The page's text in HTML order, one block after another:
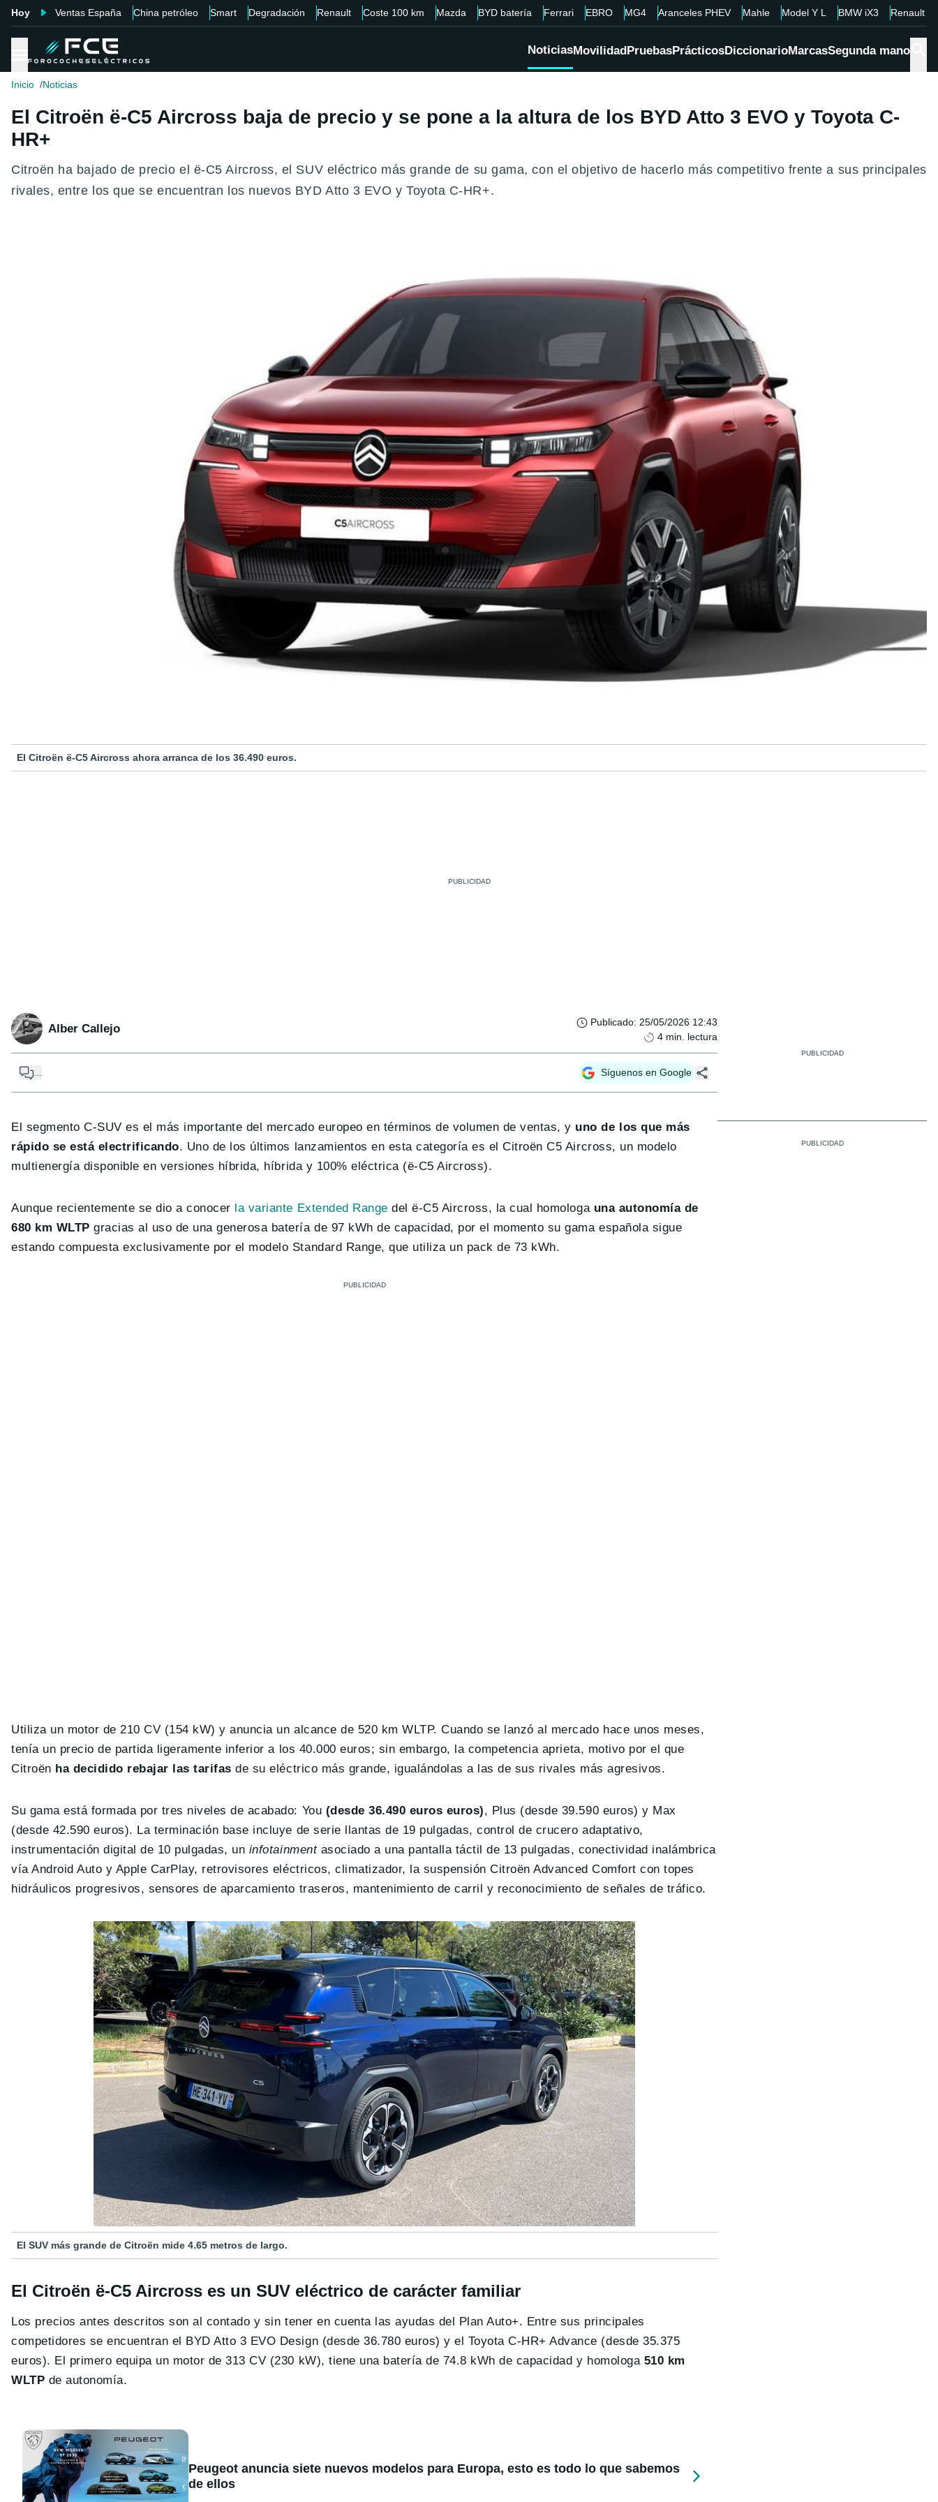
Hoy Ventas España China petróleo Smart Degradación Renault Coste 100 km Mazda BYD batería Ferrari EBRO MG4 Aranceles PHEV Mahle Model Y L BMW iX3 Renault
NoticiasMovilidadPruebasPrácticosDiccionarioMarcasSegunda mano
Inicio Noticias
El Citroën ë-C5 Aircross baja de precio y se pone a la altura de los BYD Atto 3 EVO y Toyota C-
HR+
Citroën ha bajado de precio el ë-C5 Aircross, el SUV eléctrico más grande de su gama, con el objetivo de hacerlo más competitivo frente a sus principales
rivales, entre los que se encuentran los nuevos BYD Atto 3 EVO y Toyota C-HR+.
El Citroën ë-C5 Aircross ahora arranca de los 36.490 euros.
Alber Callejo Publicado: 25/05/2026 12:43
4 min. lectura
... Síguenos en Google
El segmento C-SUV es el más importante del mercado europeo en términos de volumen de ventas, y uno de los que más
rápido se está electrificando. Uno de los últimos lanzamientos en esta categoría es el Citroën C5 Aircross, un modelo
multienergía disponible en versiones híbrida, híbrida y 100% eléctrica (ë-C5 Aircross).
Aunque recientemente se dio a conocer la variante Extended Range del ë-C5 Aircross, la cual homologauna autonomía de
680 km WLTP gracias al uso de una generosa batería de 97 kWh de capacidad, por el momento su gama española sigue
estando compuesta exclusivamente por el modelo Standard Range, que utiliza un pack de 73 kWh.
Utiliza un motor de 210 CV (154 kW) y anuncia un alcance de 520 km WLTP. Cuando se lanzó al mercado hace unos meses,
tenía un precio de partida ligeramente inferior a los 40.000 euros; sin embargo, la competencia aprieta, motivo por el que
Citroën ha decidido rebajar las tarifas de su eléctrico más grande, igualándolas a las de sus rivales más agresivos.
Su gama está formada por tres niveles de acabado: You (desde 36.490 euros euros), Plus (desde 39.590 euros) y Max
(desde 42.590 euros). La terminación base incluye de serie llantas de 19 pulgadas, control de crucero adaptativo,
instrumentación digital de 10 pulgadas, un infotainment asociado a una pantalla táctil de 13 pulgadas, conectividad inalámbrica
vía Android Auto y Apple CarPlay, retrovisores eléctricos, climatizador, la suspensión Citroën Advanced Comfort con topes
hidráulicos progresivos, sensores de aparcamiento traseros, mantenimiento de carril y reconocimiento de señales de tráfico.
El SUV más grande de Citroën mide 4.65 metros de largo.
El Citroën ë-C5 Aircross es un SUV eléctrico de carácter familiar
Los precios antes descritos son al contado y sin tener en cuenta las ayudas del Plan Auto+. Entre sus principales
competidores se encuentran el BYD Atto 3 EVO Design (desde 36.780 euros) y el Toyota C-HR+ Advance (desde 35.375
euros). El primero equipa un motor de 313 CV (230 kW), tiene una batería de 74.8 kWh de capacidad y homologa 510 km
WLTP de autonomía.
Peugeot anuncia siete nuevos modelos para Europa, esto es todo lo que sabemos
de ellos